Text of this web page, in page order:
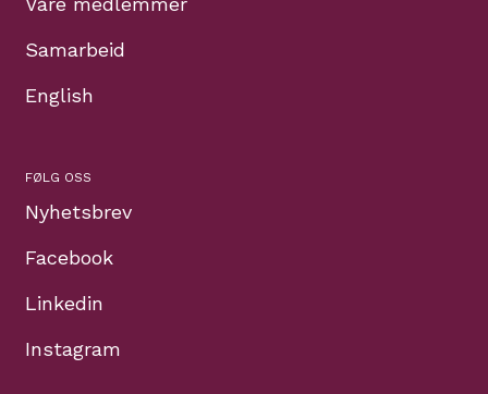
Samarbeid
English
FØLG OSS
Nyhetsbrev
Facebook
Linkedin
Instagram